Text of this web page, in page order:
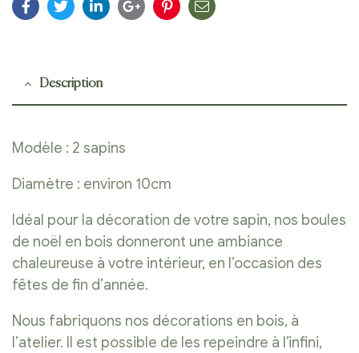
Facebook
TwitterLinkedinGoogle+Pinterest
E-
Description
Modèle : 2 sapins
Diamètre : environ 10cm
Idéal pour la décoration de votre sapin, nos boules
de noël en bois donneront une ambiance
chaleureuse à votre intérieur, en l’occasion des
fêtes de fin d’année.
Nous fabriquons nos décorations en bois, à
l’atelier. Il est possible de les repeindre à l’infini,